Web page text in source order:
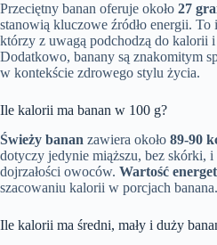
Przeciętny banan oferuje około 27
stanowią kluczowe źródło energii. To
którzy z uwagą podchodzą do kalorii
Dodatkowo, banany są znakomitym
w kontekście zdrowego stylu życia.
Ile kalorii ma banan w 100 g?
Świeży banan zawiera około 89-90
dotyczy jedynie miąższu, bez skórki,
dojrzałości owoców. Wartość
szacowaniu kalorii w porcjach banana.
Ile kalorii ma średni, mały i duży